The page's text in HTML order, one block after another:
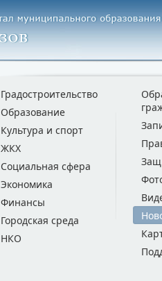
Градостроительство
Образование
Культура и спорт
ЖКХ
Социальная сфера
Экономика
Финансы
Городская среда
НКО